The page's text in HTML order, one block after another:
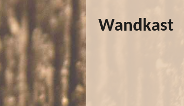
Wandkast